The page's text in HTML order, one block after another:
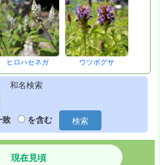
ヒロハセネガ ウツボグサ
和名検索
致 を含む 検索
現在見頃